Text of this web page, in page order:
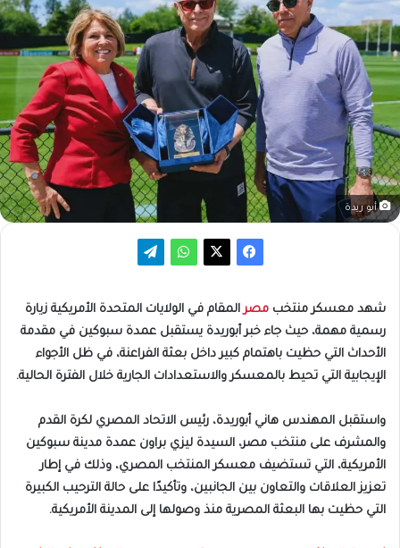
أبو ريدة
شهد معسكر منتخب مصرالمقام في الولايات المتحدة الأمريكية زيارة
رسمية مهمة، حيث جاء خبر أبوريدة يستقبل عمدة سبوكين في مقدمة
الأحداث التي حظيت باهتمام كبير داخل بعثة الفراعنة، في ظل الأجواء
الإيجابية التي تحيط بالمعسكر والاستعدادات الجارية خلال الفترة الحالية.
واستقبل المهندس هاني أبوريدة، رئيس الاتحاد المصري لكرة القدم
والمشرف على منتخب مصر، السيدة ليزي براون عمدة مدينة سبوكين
الأمريكية، التي تستضيف معسكر المنتخب المصري، وذلك في إطار
تعزيز العلاقات والتعاون بين الجانبين، وتأكيدًا على حالة الترحيب الكبيرة
التي حظيت بها البعثة المصرية منذ وصولها إلى المدينة الأمريكية.